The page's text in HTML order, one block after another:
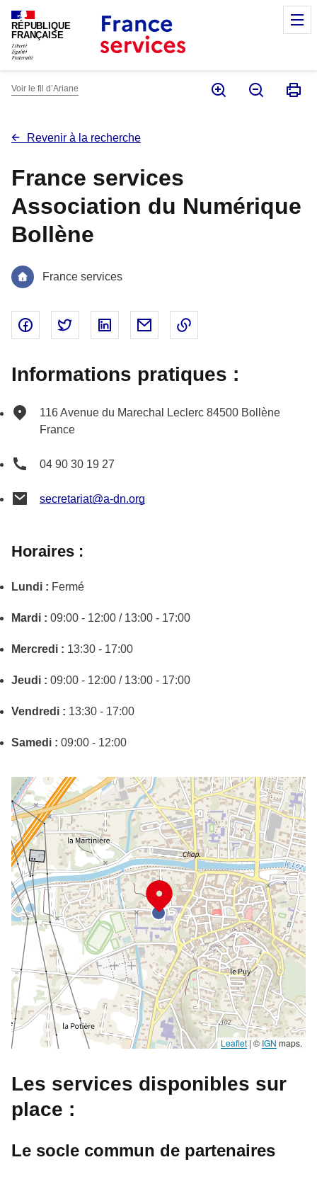
RÉPUBLIQUE
FRANÇAISE
Voir le fil d’Ariane
Revenir à la recherche
France services
Association du Numérique
Bollène
France services
Partager sur Facebook - nouvelle fenêtre
Partager sur Twitter - nouvelle fenêtre
Partager sur Linked In - nouvelle
Partager par email - nouvelle
Informations pratiques :
116 Avenue du Marechal Leclerc 84500 Bollène
France
04 90 30 19 27
secretariat@a-dn.org
Horaires :
Lundi : Fermé
Mardi : 09:00 - 12:00 / 13:00 - 17:00
Mercredi : 13:30 - 17:00
Jeudi : 09:00 - 12:00 / 13:00 - 17:00
Vendredi : 13:30 - 17:00
Samedi : 09:00 - 12:00
Leaflet | © IGN maps.
Les services disponibles sur
place :
Le socle commun de partenaires